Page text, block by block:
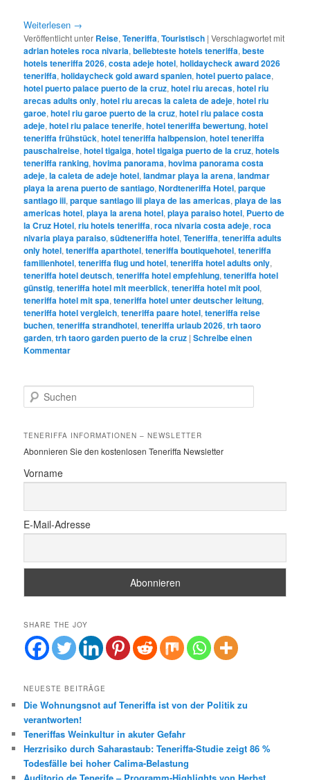
Weiterlesen →
Veröffentlicht unter Reise,Teneriffa,Touristisch |Verschlagwortet mit
adrian hoteles roca nivaria,beliebteste hotels teneriffa,beste
hotels teneriffa 2026,costa adeje hotel,holidaycheck award 2026
teneriffa,holidaycheck gold award spanien,hotel puerto palace,
hotel puerto palace puerto de la cruz,hotel riu arecas,hotel riu
arecas adults only,hotel riu arecas la caleta de adeje,hotel riu
garoe,hotel riu garoe puerto de la cruz,hotel riu palace costa
adeje,hotel riu palace tenerife,hotel teneriffa bewertung,hotel
teneriffa frühstück,hotel teneriffa halbpension,hotel teneriffa
pauschalreise,hotel tigaiga,hotel tigaiga puerto de la cruz,hotels
teneriffa ranking,hovima panorama,hovima panorama costa
adeje,la caleta de adeje hotel,landmar playa la arena,landmar
playa la arena puerto de santiago,Nordteneriffa Hotel,parque
santiago iii,parque santiago iii playa de las americas,playa de las
americas hotel,playa la arena hotel,playa paraiso hotel, Puerto de
la Cruz Hotel,riu hotels teneriffa,roca nivaria costa adeje,roca
nivaria playa paraiso,südteneriffa hotel,Teneriffa,teneriffa adults
only hotel,teneriffa aparthotel,teneriffa boutiquehotel,teneriffa
familienhotel,teneriffa flug und hotel,teneriffa hotel adults only,
teneriffa hotel deutsch,teneriffa hotel empfehlung,teneriffa hotel
günstig,teneriffa hotel mit meerblick,teneriffa hotel mit pool,
teneriffa hotel mit spa,teneriffa hotel unter deutscher leitung,
teneriffa hotel vergleich,teneriffa paare hotel,teneriffa reise
buchen,teneriffa strandhotel,teneriffa urlaub 2026,trh taoro
garden,trh taoro garden puerto de la cruz |Schreibe einen
Kommentar
u
h
n
TENERIFFA INFORMATIONEN – NEWSLETTER
Abonnieren Sie den kostenlosen Teneriffa Newsletter
Vorname
E-Mail-Adresse
SHARE THE JOY
NEUESTE BEITRÄGE
Die Wohnungsnot auf Teneriffa ist von der Politik zu
verantworten!
Teneriffas Weinkultur in akuter Gefahr
Herzrisiko durch Saharastaub: Teneriffa-Studie zeigt 86 %
Todesfälle bei hoher Calima-Belastung